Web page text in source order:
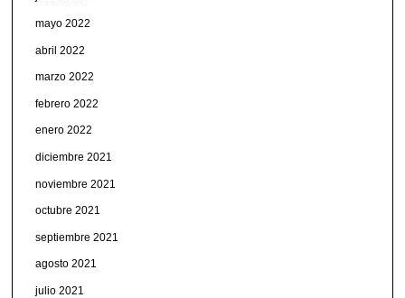
mayo 2022
abril 2022
marzo 2022
febrero 2022
enero 2022
diciembre 2021
noviembre 2021
octubre 2021
septiembre 2021
agosto 2021
julio 2021